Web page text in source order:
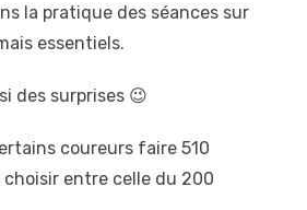
la pratique des séances sur
essentiels.
des surprises 😉
coureurs faire 510
entre celle du 200